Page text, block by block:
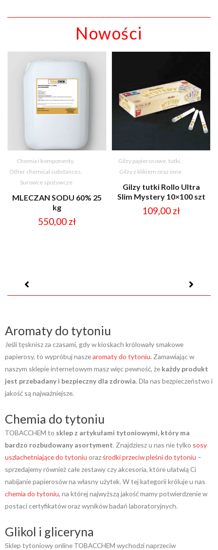
Nowości
Chemia i komponenty,
Other chemical substances,
Surowce spożywcze
MLECZAN SODU 60% 25
kg
550,00 zł
Gilzy papierosowe, tutki,
Gilzy z klikiem oraz inne
Gilzy tutki Rollo Ultra
Slim Mystery 10×100 szt
109,00 zł
Aromaty do tytoniu
Jeśli tęsknisz za czasami, gdy w kioskach królowały smakowe
papierosy, to wypróbuj naszearomaty do tytoniu. Zamawiając w
naszym sklepie internetowym masz więc pewność, że każdy produkt
jest przebadany i bezpieczny dla zdrowia. Dla nas bezpieczeństwo i
jakość są najważniejsze.
Chemia do tytoniu
TOBACCHEM to sklep z artykułami tytoniowymi, który ma
bardzo rozbudowany asortyment. Znajdziesz u nas nie tylko sosy
uszlachetniające do tytoniu orazśrodki przeciw pleśni do tytoniu –
sprzedajemy również całe zestawy czy akcesoria, które ułatwią Ci
nabijanie papierosów na własny użytek. W tej kategorii króluje u nas
chemia do tytoniu, na której najwyższą jakość mamy potwierdzenie w
postaci certyfikatów oraz wyników badań laboratoryjnych.
Glikol i gliceryna
Sklep tytoniowy online TOBACCHEM wychodzi naprzeciw